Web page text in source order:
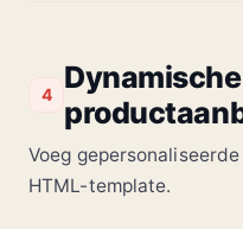
4
Dynamische
Voeg
HTML-template.